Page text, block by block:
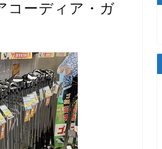
コーディア・ガ